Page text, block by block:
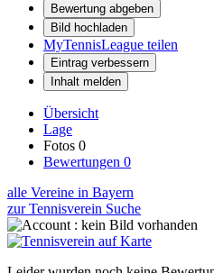
Bewertung abgeben
Bild hochladen
MyTennisLeague teilen
Eintrag verbessern
Inhalt melden
Übersicht
Lage
Fotos 0
Bewertungen 0
alle Vereine in Bayern
zur Tennisverein Suche